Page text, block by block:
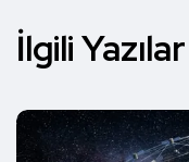
İlgili Yazılar